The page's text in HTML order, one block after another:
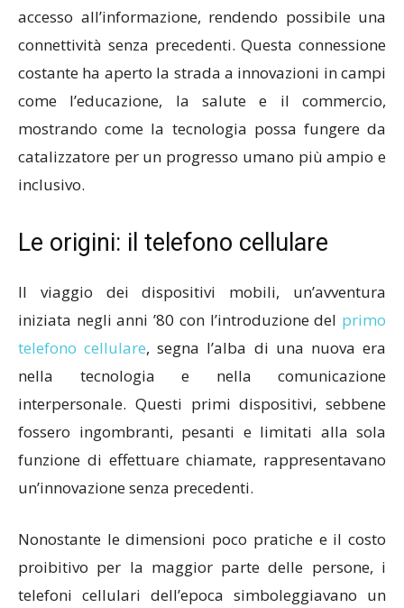
accesso all’informazione, rendendo possibile una
connettività senza precedenti. Questa connessione
costante ha aperto la strada a innovazioni in campi
come l’educazione, la salute e il commercio,
mostrando come la tecnologia possa fungere da
catalizzatore per un progresso umano più ampio e
inclusivo.
Le origini: il telefono cellulare
Il viaggio dei dispositivi mobili, un’avventura
iniziata negli anni ’80 con l’introduzione del primo
telefono cellulare, segna l’alba di una nuova era
nella tecnologia e nella comunicazione
interpersonale. Questi primi dispositivi, sebbene
fossero ingombranti, pesanti e limitati alla sola
funzione di effettuare chiamate, rappresentavano
un’innovazione senza precedenti.
Nonostante le dimensioni poco pratiche e il costo
proibitivo per la maggior parte delle persone, i
telefoni cellulari dell’epoca simboleggiavano un